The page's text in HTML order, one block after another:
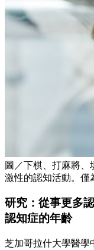
圖／下棋、打麻將、
激性的認知活動。僅
研究：從事更多
認知症的年齡
芝加哥拉什大學醫學